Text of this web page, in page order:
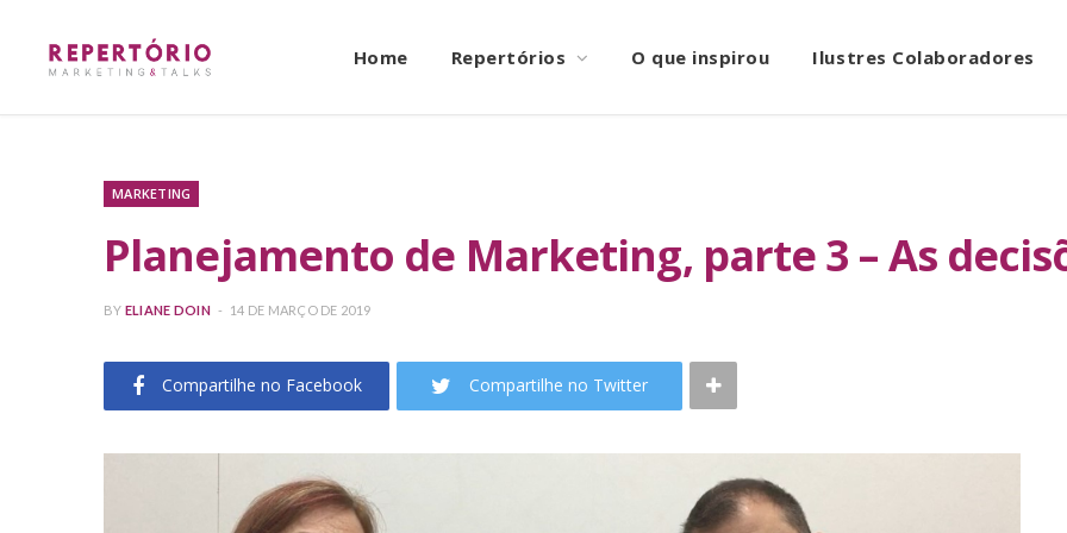
Home Repertórios O que inspirou Ilustres Colaboradores
MARKETING
Planejamento de Marketing, parte 3 – As
BY ELIANE DOIN 14 DE MARÇO DE 2019
Compartilhe no Facebook Compartilhe no Twitter